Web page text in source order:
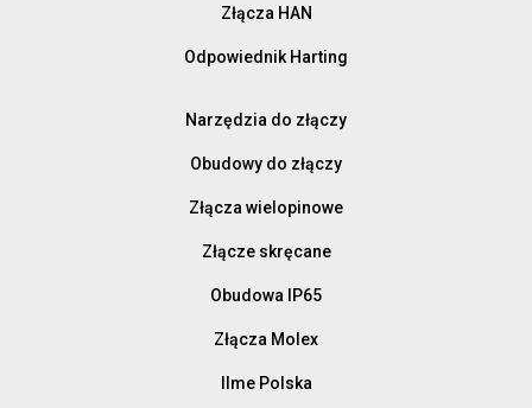
Złącza HAN
Odpowiednik Harting
Narzędzia do złączy
Obudowy do złączy
Złącza wielopinowe
Złącze skręcane
Obudowa IP65
Złącza Molex
Ilme Polska